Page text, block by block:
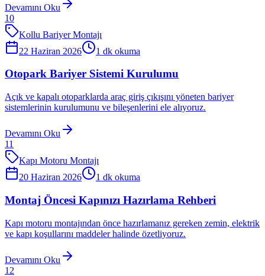
Devamını Oku
10
Kollu Bariyer Montajı
22 Haziran 2026
1 dk okuma
Otopark Bariyer Sistemi Kurulumu
Açık ve kapalı otoparklarda araç giriş çıkışını yöneten bariyer
sistemlerinin kurulumunu ve bileşenlerini ele alıyoruz.
Devamını Oku
11
Kapı Motoru Montajı
20 Haziran 2026
1 dk okuma
Montaj Öncesi Kapınızı Hazırlama Rehberi
Kapı motoru montajından önce hazırlamanız gereken zemin, elektrik
ve kapı koşullarını maddeler halinde özetliyoruz.
Devamını Oku
12